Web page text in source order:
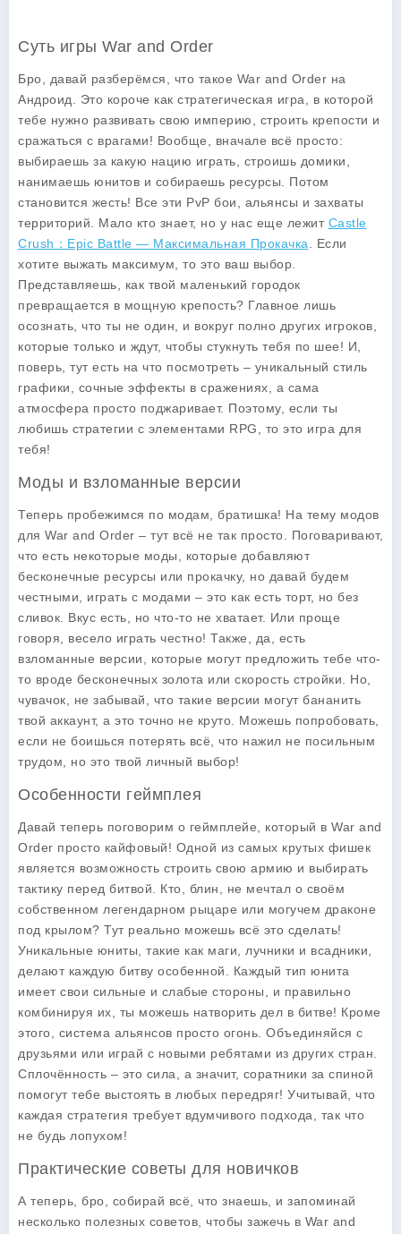
Суть игры War and Order
Бро, давай разберёмся, что такое War and Order на
Андроид. Это короче как стратегическая игра, в которой
тебе нужно развивать свою империю, строить крепости и
сражаться с врагами! Вообще, вначале всё просто:
выбираешь за какую нацию играть, строишь домики,
нанимаешь юнитов и собираешь ресурсы. Потом
становится жесть! Все эти PvP бои, альянсы и захваты
территорий. Мало кто знает, но у нас еще лежит Castle
Crush：Epic Battle — Максимальная Прокачка . Если
хотите выжать максимум, то это ваш выбор.
Представляешь, как твой маленький городок
превращается в мощную крепость? Главное лишь
осознать, что ты не один, и вокруг полно других игроков,
которые только и ждут, чтобы стукнуть тебя по шее! И,
поверь, тут есть на что посмотреть – уникальный стиль
графики, сочные эффекты в сражениях, а сама
атмосфера просто поджаривает. Поэтому, если ты
любишь стратегии с элементами RPG, то это игра для
тебя!
Моды и взломанные версии
Теперь пробежимся по модам, братишка! На тему модов
для War and Order – тут всё не так просто. Поговаривают,
что есть некоторые моды, которые добавляют
бесконечные ресурсы или прокачку, но давай будем
честными, играть с модами – это как есть торт, но без
сливок. Вкус есть, но что-то не хватает. Или проще
говоря, весело играть честно! Также, да, есть
взломанные версии, которые могут предложить тебе что-
то вроде бесконечных золота или скорость стройки. Но,
чувачок, не забывай, что такие версии могут бананить
твой аккаунт, а это точно не круто. Можешь попробовать,
если не боишься потерять всё, что нажил не посильным
трудом, но это твой личный выбор!
Особенности геймплея
Давай теперь поговорим о геймплейе, который в War and
Order просто кайфовый! Одной из самых крутых фишек
является возможность строить свою армию и выбирать
тактику перед битвой. Кто, блин, не мечтал о своём
собственном легендарном рыцаре или могучем драконе
под крылом? Тут реально можешь всё это сделать!
Уникальные юниты, такие как маги, лучники и всадники,
делают каждую битву особенной. Каждый тип юнита
имеет свои сильные и слабые стороны, и правильно
комбинируя их, ты можешь натворить дел в битве! Кроме
этого, система альянсов просто огонь. Объединяйся с
друзьями или играй с новыми ребятами из других стран.
Сплочённость – это сила, а значит, соратники за спиной
помогут тебе выстоять в любых передряг! Учитывай, что
каждая стратегия требует вдумчивого подхода, так что
не будь лопухом!
Практические советы для новичков
А теперь, бро, собирай всё, что знаешь, и запоминай
несколько полезных советов, чтобы зажечь в War and